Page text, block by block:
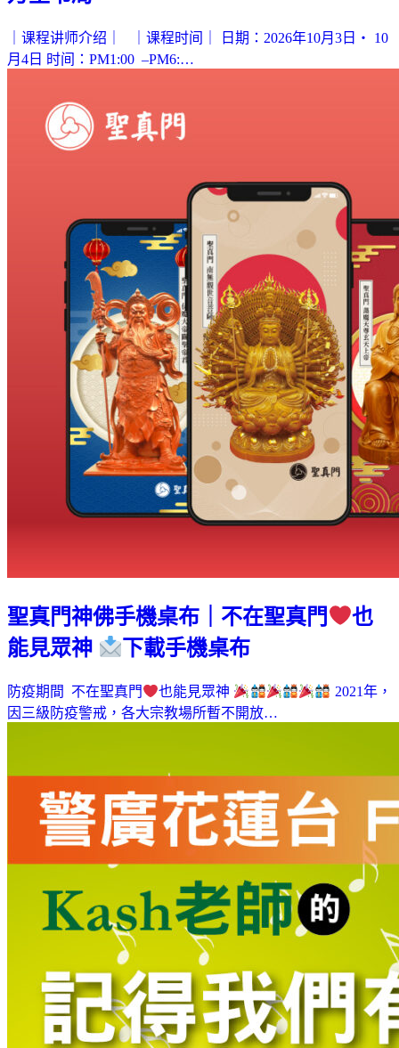
｜课程讲师介绍｜ ｜课程时间｜ 日期：2026年10月3日‧ 10
月4日 时间：PM1:00 –PM6:…
聖真門神佛手機桌布｜不在聖真門
也
能見眾神
下載手機桌布
防疫期間 不在聖真門 也能見眾神
2021年，
因三級防疫警戒，各大宗教場所暫不開放…